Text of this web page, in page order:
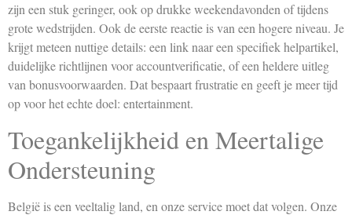
zijn een stuk geringer, ook op drukke weekendavonden of tijdens
grote wedstrijden. Ook de eerste reactie is van een hogere niveau. Je
krijgt meteen nuttige details: een link naar een specifiek helpartikel,
duidelijke richtlijnen voor accountverificatie, of een heldere uitleg
van bonusvoorwaarden. Dat bespaart frustratie en geeft je meer tijd
op voor het echte doel: entertainment.
Toegankelijkheid en Meertalige
Ondersteuning
België is een veeltalig land, en onze service moet dat volgen. Onze